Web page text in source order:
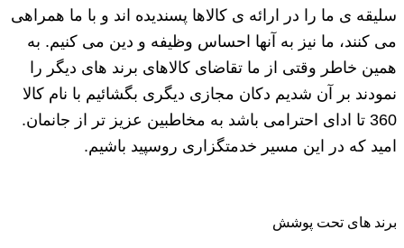
سلیقه ی ما را در ارائه ی کالاها پسندیده اند و با ما همراهی
می کنند، ما نیز به آنها احساس وظیفه و دین می کنیم. به
همین خاطر وقتی از ما تقاضای کالاهای برند های دیگر را
نمودند بر آن شدیم دکان مجازی دیگری بگشائیم با نام کالا
360 تا ادای احترامی باشد به مخاطبین عزیز تر از جانمان.
امید که در این مسیر خدمتگزاری روسپید باشیم.
برند های تحت پوشش